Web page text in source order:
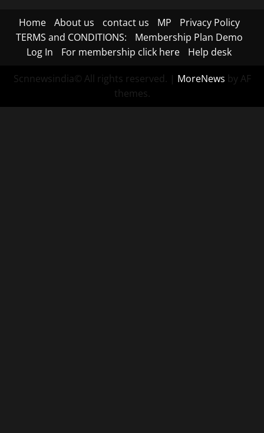
Home About us contact us MP
Privacy Policy
TERMS and CONDITIONS:
Membership Plan Demo
Log In
For membership click here Help desk
Scnnewsindia© All rights reserved. | MoreNews by AF
themes.